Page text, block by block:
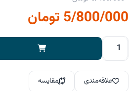
قیمت
اصلی
6/400/000 تومان
بود.
5/800/000 تومان
فعلی
شهرداری
عدد علاقه‌مندی مقایسه